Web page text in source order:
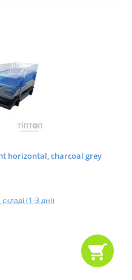
horizontal, charcoal grey
(1-3 дні)